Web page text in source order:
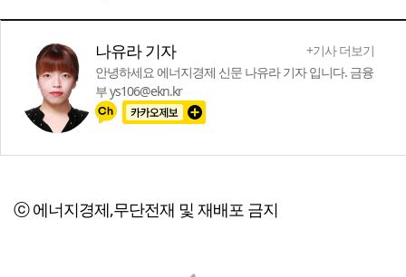
나유라 기자
+기사 더보기
안녕하세요 에너지경제 신문 나유라 기자 입니다. 금융
부 ys106@ekn.kr
ⓒ 에너지경제,무단전재 및 재배포 금지